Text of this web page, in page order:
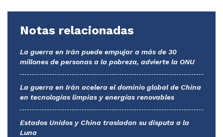
Notas relacionadas
La guerra en Irán puede empujar a más de 30
millones de personas a la pobreza, advierte la ONU
La guerra en Irán acelera el dominio global de China
en tecnologías limpias y energías renovables
Estados Unidos y China trasladan su disputa a la
Luna